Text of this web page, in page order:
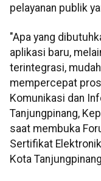
pelayanan publik
"Apa yang
aplikasi baru,
terintegrasi,
mempercepat
Komunikasi dan
Tanjungpinang,
saat membuka
Sertifikat
Kota